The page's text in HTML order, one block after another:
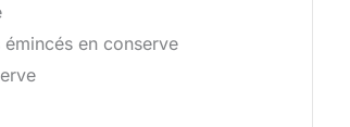
en conserve